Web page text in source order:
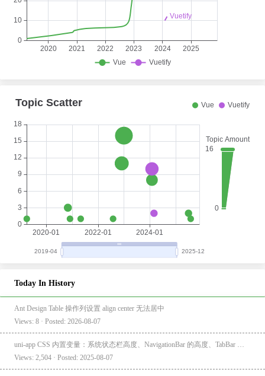
Today In History
Ant Design Table 操作列设置 align center 无法居中
Views: 8 · Posted: 2026-08-07
Views: 2,504 · Posted: 2025-08-07